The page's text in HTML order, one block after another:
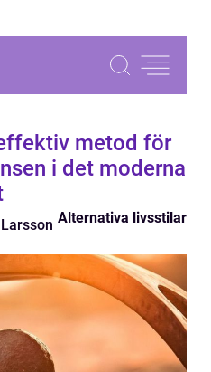
metod för
i det moderna
Alternativa livsstilar